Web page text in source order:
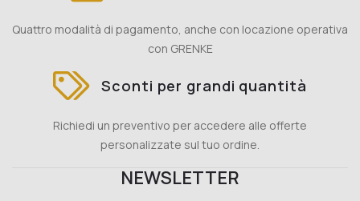
Quattro modalità di pagamento, anche con locazione operativa
con GRENKE
Sconti per grandi quantità
Richiedi un preventivo per accedere alle offerte
personalizzate sul tuo ordine.
NEWSLETTER